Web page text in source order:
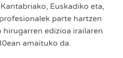
Euskadiko eta,
parte hartzen
edizioa irailaren
amaituko da.